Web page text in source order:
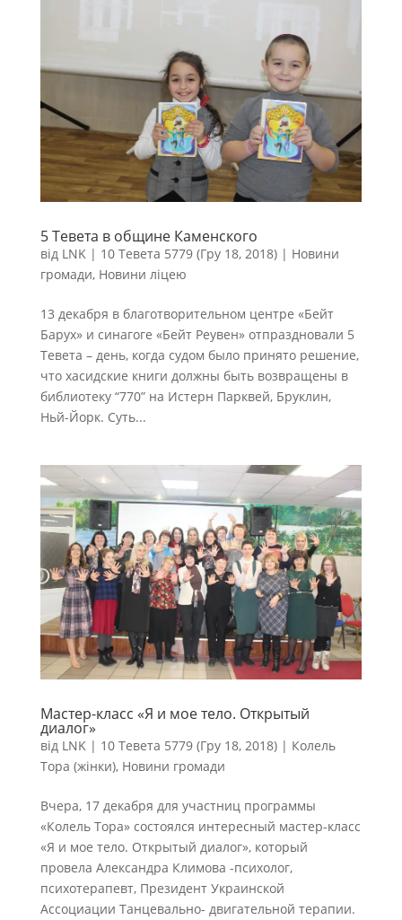
5 Тевета в общине Каменского
від LNK| 10 Тевета 5779 (Гру 18, 2018)| Новини
громади, Новини ліцею
13 декабря в благотворительном центре «Бейт
Барух» и синагоге «Бейт Реувен» отпраздновали 5
Тевета – день, когда судом было принято решение,
что хасидские книги должны быть возвращены в
библиотеку “770” на Истерн Парквей, Бруклин,
Ньй-Йорк. Суть...
Мастер-класс «Я и мое тело. Открытый
диалог»
від LNK | 10 Тевета 5779 (Гру 18, 2018)| Колель
Тора (жінки), Новини громади
Вчера, 17 декабря для участниц программы
«Колель Тора» состоялся интересный мастер-класс
«Я и мое тело. Открытый диалог», который
провела Александра Климова -психолог,
психотерапевт, Президент Украинской
Ассоциации Танцевально- двигательной терапии.